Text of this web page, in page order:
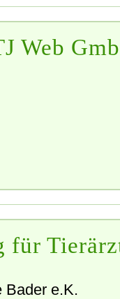
Web
für
Bader e.K.